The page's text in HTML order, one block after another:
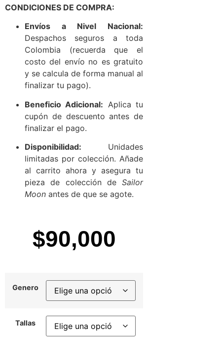
CONDICIONES DE COMPRA:
Envíos a Nivel Nacional:
Despachos seguros a toda
Colombia (recuerda que el
costo del envío no es gratuito
y se calcula de forma manual al
finalizar tu pago).
Beneficio Adicional: Aplica tu
cupón de descuento antes de
finalizar el pago.
Disponibilidad: Unidades
limitadas por colección. Añade
al carrito ahora y asegura tu
pieza de colección de Sailor
Moon antes de que se agote.
$90,000
Genero
Tallas